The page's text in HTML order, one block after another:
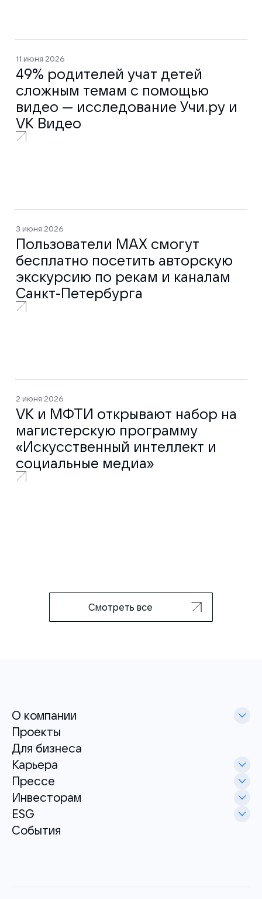
11 июня 2026
49% родителей учат детей
сложным темам с помощью
видео — исследование Учи.ру и
VK Видео
3 июня 2026
Пользователи МАХ смогут
бесплатно посетить авторскую
экскурсию по рекам и каналам
Санкт-Петербурга
2 июня 2026
VK и МФТИ открывают набор на
магистерскую программу
«Искусственный интеллект и
социальные медиа»
Смотреть все
О компании
Проекты
Для бизнеса
Карьера
Прессе
Инвесторам
ESG
События